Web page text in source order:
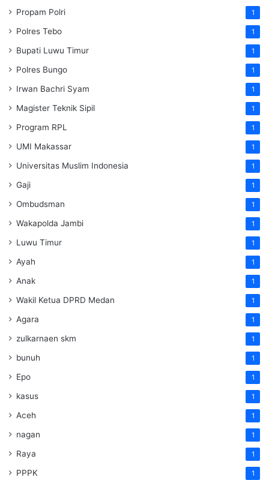
Propam Polri 1
Polres Tebo 1
Bupati Luwu Timur 1
Polres Bungo 1
Irwan Bachri Syam 1
Magister Teknik Sipil 1
Program RPL 1
UMI Makassar 1
Universitas Muslim Indonesia 1
Gaji 1
Ombudsman 1
Wakapolda Jambi 1
Luwu Timur 1
Ayah 1
Anak 1
Wakil Ketua DPRD Medan 1
Agara 1
zulkarnaen skm 1
bunuh 1
Epo 1
kasus 1
Aceh 1
nagan 1
Raya 1
PPPK 1